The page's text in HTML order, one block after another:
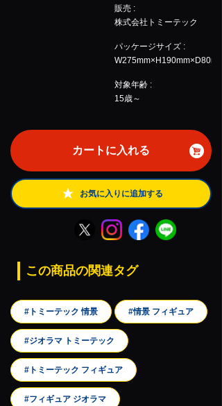
販売 :
株式会社トミーテック
パッケージサイズ :
W275mm×H190mm×D80mm
対象年齢 :
15歳～
カートに入れる
お気に入りに追加する
この商品の関連タグ
#トミーテック 情景 #情景 フィギュア
#ジオラマ トミーテック
#トミーテック フィギュア
#フィギュア ジオラマ